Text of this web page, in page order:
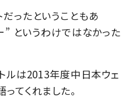
ったということもあ
” というわけではなかった
ルは2013年度中日本ウェ
てくれました。